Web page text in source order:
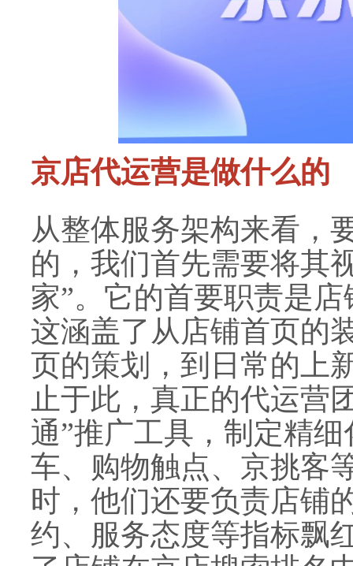
京店代运营是做什么的
从整体服务架构来看，
的，我们首先需要将其
家”。它的首要职责是
这涵盖了从店铺首页的
页的策划，到日常的上
止于此，真正的代运营
通”推广工具，制定精
车、购物触点、京挑客
时，他们还要负责店铺
约、服务态度等指标飘